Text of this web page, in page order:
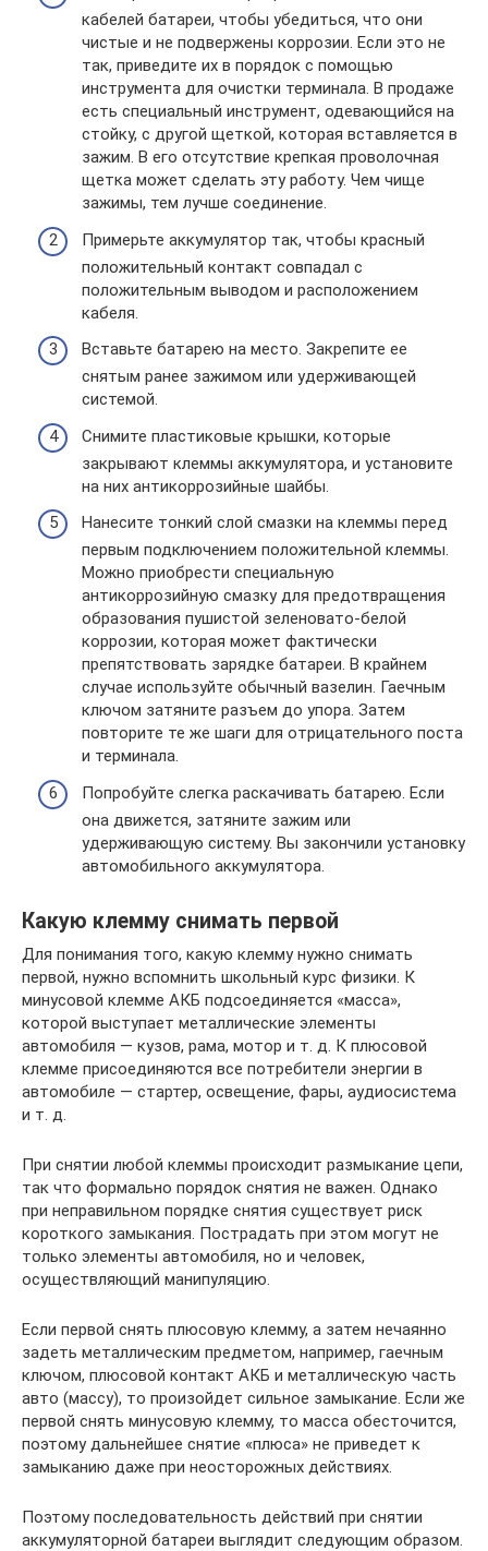
кабелей батареи, чтобы убедиться, что они
чистые и не подвержены коррозии. Если это не
так, приведите их в порядок с помощью
инструмента для очистки терминала. В продаже
есть специальный инструмент, одевающийся на
стойку, с другой щеткой, которая вставляется в
зажим. В его отсутствие крепкая проволочная
щетка может сделать эту работу. Чем чище
зажимы, тем лучше соединение.
Примерьте аккумулятор так, чтобы красный
положительный контакт совпадал с
положительным выводом и расположением
кабеля.
Вставьте батарею на место. Закрепите ее
снятым ранее зажимом или удерживающей
системой.
Снимите пластиковые крышки, которые
закрывают клеммы аккумулятора, и установите
на них антикоррозийные шайбы.
Нанесите тонкий слой смазки на клеммы перед
первым подключением положительной клеммы.
Можно приобрести специальную
антикоррозийную смазку для предотвращения
образования пушистой зеленовато-белой
коррозии, которая может фактически
препятствовать зарядке батареи. В крайнем
случае используйте обычный вазелин. Гаечным
ключом затяните разъем до упора. Затем
повторите те же шаги для отрицательного поста
и терминала.
Попробуйте слегка раскачивать батарею. Если
она движется, затяните зажим или
удерживающую систему. Вы закончили установку
автомобильного аккумулятора.
Какую клемму снимать первой
Для понимания того, какую клемму нужно снимать
первой, нужно вспомнить школьный курс физики. К
минусовой клемме АКБ подсоединяется «масса»,
которой выступает металлические элементы
автомобиля — кузов, рама, мотор и т. д. К плюсовой
клемме присоединяются все потребители энергии в
автомобиле — стартер, освещение, фары, аудиосистема
и т. д.
При снятии любой клеммы происходит размыкание цепи,
так что формально порядок снятия не важен. Однако
при неправильном порядке снятия существует риск
короткого замыкания. Пострадать при этом могут не
только элементы автомобиля, но и человек,
осуществляющий манипуляцию.
Если первой снять плюсовую клемму, а затем нечаянно
задеть металлическим предметом, например, гаечным
ключом, плюсовой контакт АКБ и металлическую часть
авто (массу), то произойдет сильное замыкание. Если же
первой снять минусовую клемму, то масса обесточится,
поэтому дальнейшее снятие «плюса» не приведет к
замыканию даже при неосторожных действиях.
Поэтому последовательность действий при снятии
аккумуляторной батареи выглядит следующим образом.